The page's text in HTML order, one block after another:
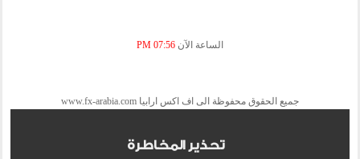
الساعة الآن 07:56 PM
جميع الحقوق محفوظة الى اف اكس ارابيا www.fx-arabia.com
تحذير المخاطرة